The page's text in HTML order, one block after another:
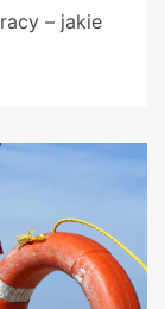
– jakie